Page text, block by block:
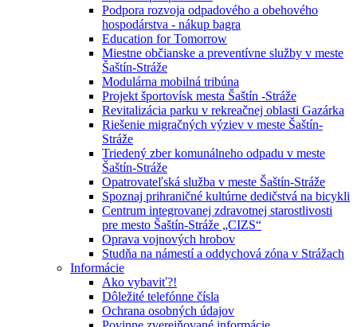
Podpora rozvoja odpadového a obehového
hospodárstva - nákup bagra
Education for Tomorrow
Miestne občianske a preventívne služby v meste
Šaštín-Stráže
Modulárna mobilná tribúna
Projekt športovísk mesta Šaštín -Stráže
Revitalizácia parku v rekreačnej oblasti Gazárka
Riešenie migračných výziev v meste Šaštín-
Stráže
Triedený zber komunálneho odpadu v meste
Šaštín-Stráže
Opatrovateľská služba v meste Šaštín-Stráže
Spoznaj prihraničné kultúrne dedičstvá na bicykli
Centrum integrovanej zdravotnej starostlivosti
pre mesto Šaštín-Stráže „CIZS“
Oprava vojnových hrobov
Studňa na námestí a oddychová zóna v Strážach
Informácie
Ako vybaviť?!
Dôležité telefónne čísla
Ochrana osobných údajov